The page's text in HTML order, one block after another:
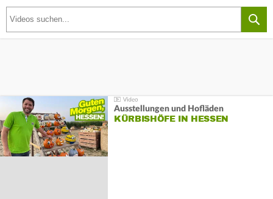
Ausstellungen und Hofläden
KÜRBISHÖFE IN HESSEN